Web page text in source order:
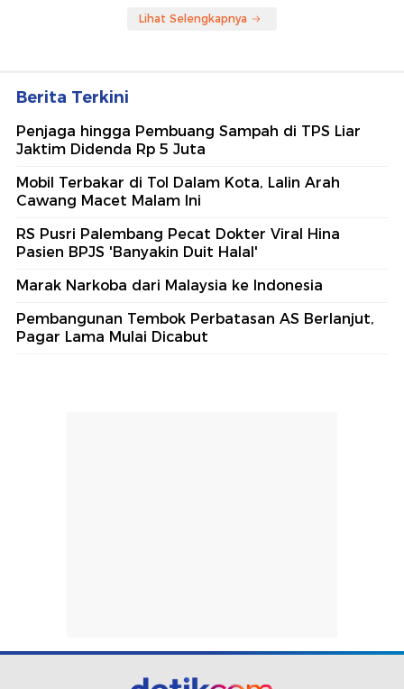
Lihat Selengkapnya
Berita Terkini
Penjaga hingga Pembuang Sampah di TPS Liar
Jaktim Didenda Rp 5 Juta
Mobil Terbakar di Tol Dalam Kota, Lalin Arah
Cawang Macet Malam Ini
RS Pusri Palembang Pecat Dokter Viral Hina
Pasien BPJS 'Banyakin Duit Halal'
Marak Narkoba dari Malaysia ke Indonesia
Pembangunan Tembok Perbatasan AS Berlanjut,
Pagar Lama Mulai Dicabut